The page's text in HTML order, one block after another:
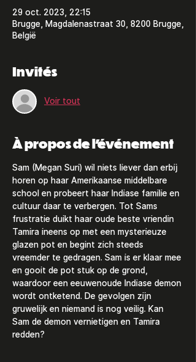
29 oct. 2023, 22:15
Brugge, Magdalenastraat 30, 8200 Brugge,
België
Invités
Voir tout
À propos de l'événement
Sam (Megan Suri) wil niets liever dan erbij
horen op haar Amerikaanse middelbare
school en probeert haar Indiase familie en
cultuur daar te verbergen. Tot Sams
frustratie duikt haar oude beste vriendin
Tamira ineens op met een mysterieuze
glazen pot en begint zich steeds
vreemder te gedragen. Sam is er klaar mee
en gooit de pot stuk op de grond,
waardoor een eeuwenoude Indiase demon
wordt ontketend. De gevolgen zijn
gruwelijk en niemand is nog veilig. Kan
Sam de demon vernietigen en Tamira
redden?